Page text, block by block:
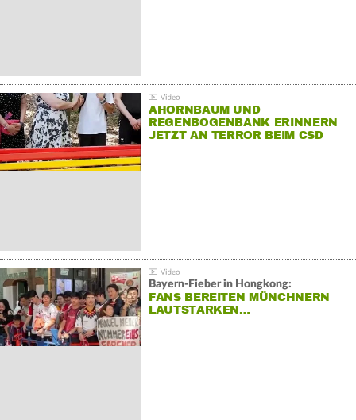
AHORNBAUM UND
REGENBOGENBANK ERINNERN
JETZT AN TERROR BEIM CSD
Bayern-Fieber in Hongkong:
FANS BEREITEN MÜNCHNERN
LAUTSTARKEN…